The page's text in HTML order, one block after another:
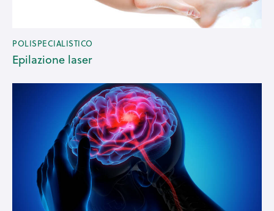
POLISPECIALISTICO
Epilazione laser